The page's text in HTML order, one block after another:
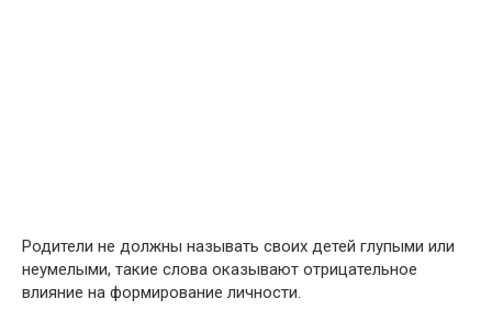
Родители не должны называть своих детей глупыми или
неумелыми, такие слова оказывают отрицательное
влияние на формирование личности.